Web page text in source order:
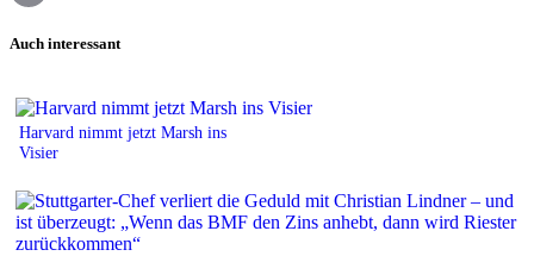
Auch interessant
Harvard nimmt jetzt Marsh ins
Visier